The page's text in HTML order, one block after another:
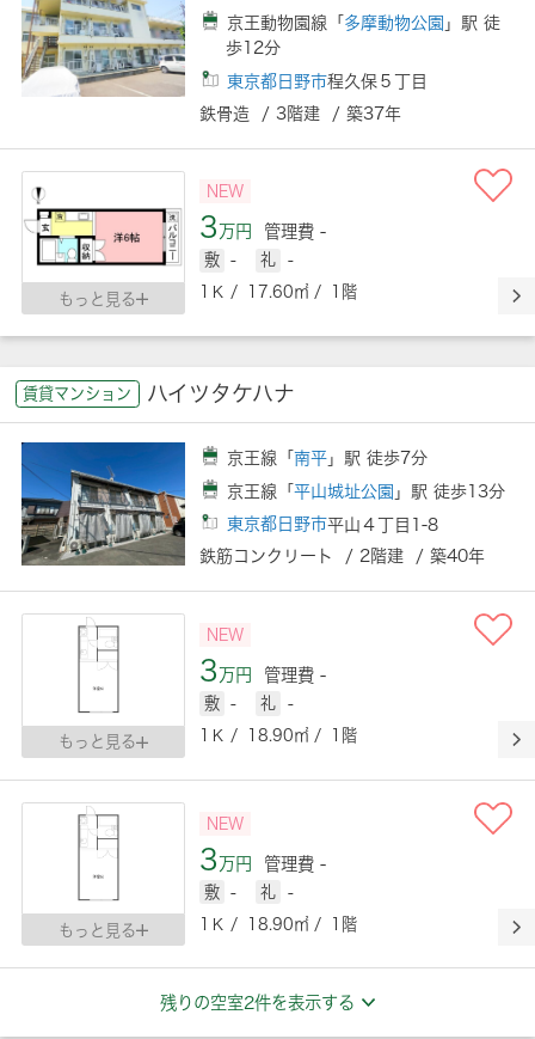
京王動物園線「 多摩動物公園 」駅 徒
歩12分
東京都日野市程久保５丁目
鉄骨造 / 3階建 / 築37年
もっと見る
NEW
3万円 管理費 -
敷 - 礼
-
1Ｋ / 17.60㎡ / 1階
賃貸マンション ハイツタケハナ
京王線「南平 」駅 徒歩7分
京王線「平山城址公園 」駅 徒歩13分
東京都日野市平山４丁目1-8
鉄筋コンクリート / 2階建 / 築40年
もっと見る
NEW
3万円 管理費 -
敷 - 礼
-
1Ｋ / 18.90㎡ / 1階
もっと見る
NEW
3万円 管理費 -
敷 - 礼
-
1Ｋ / 18.90㎡ / 1階
残りの空室2件を表示する